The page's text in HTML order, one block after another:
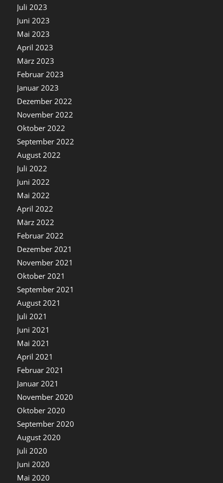
Juli 2023
Juni 2023
Mai 2023
April 2023
März 2023
Februar 2023
Januar 2023
Dezember 2022
November 2022
Oktober 2022
September 2022
August 2022
Juli 2022
Juni 2022
Mai 2022
April 2022
März 2022
Februar 2022
Dezember 2021
November 2021
Oktober 2021
September 2021
August 2021
Juli 2021
Juni 2021
Mai 2021
April 2021
Februar 2021
Januar 2021
November 2020
Oktober 2020
September 2020
August 2020
Juli 2020
Juni 2020
Mai 2020